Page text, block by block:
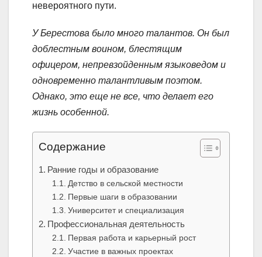
невероятного пути.
У Берестова было много талантов. Он был
доблестным воином, блестящим
офицером, непревзойденным языковедом и
одновременно талантливым поэтом.
Однако, это еще не все, что делает его
жизнь особенной.
Содержание
Ранние годы и образование
Детство в сельской местности
Первые шаги в образовании
Университет и специализация
Профессиональная деятельность
Первая работа и карьерный рост
Участие в важных проектах